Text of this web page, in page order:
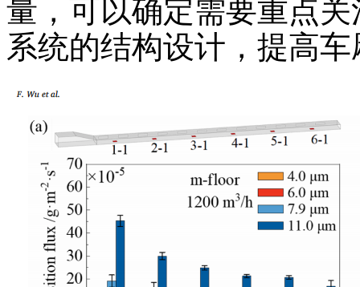
量，可以确定需要重点
系统的结构设计，提高